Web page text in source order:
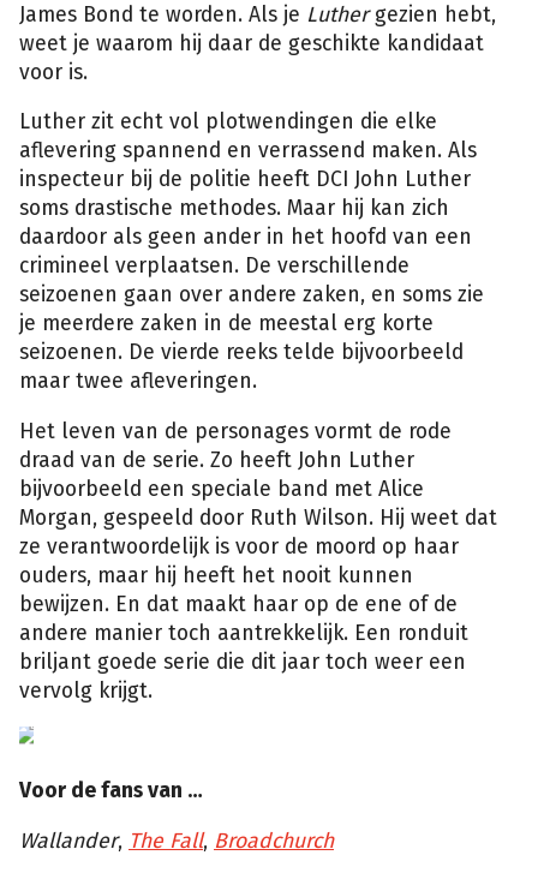
James Bond te worden. Als je Luthergezien hebt,
weet je waarom hij daar de geschikte kandidaat
voor is.
Luther zit echt vol plotwendingen die elke
aflevering spannend en verrassend maken. Als
inspecteur bij de politie heeft DCI John Luther
soms drastische methodes. Maar hij kan zich
daardoor als geen ander in het hoofd van een
crimineel verplaatsen. De verschillende
seizoenen gaan over andere zaken, en soms zie
je meerdere zaken in de meestal erg korte
seizoenen. De vierde reeks telde bijvoorbeeld
maar twee afleveringen.
Het leven van de personages vormt de rode
draad van de serie. Zo heeft John Luther
bijvoorbeeld een speciale band met Alice
Morgan, gespeeld door Ruth Wilson. Hij weet dat
ze verantwoordelijk is voor de moord op haar
ouders, maar hij heeft het nooit kunnen
bewijzen. En dat maakt haar op de ene of de
andere manier toch aantrekkelijk. Een ronduit
briljant goede serie die dit jaar toch weer een
vervolg krijgt.
Voor de fans van …
Wallander, The Fall, Broadchurch